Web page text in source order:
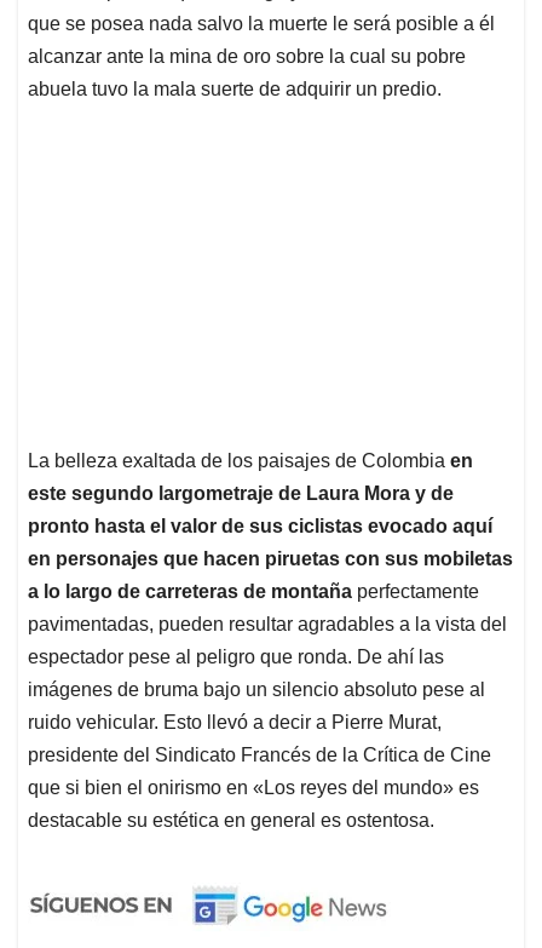
que se posea nada salvo la muerte le será posible a él
alcanzar ante la mina de oro sobre la cual su pobre
abuela tuvo la mala suerte de adquirir un predio.
La belleza exaltada de los paisajes de Colombia en
este segundo largometraje de Laura Mora y de
pronto hasta el valor de sus ciclistas evocado aquí
en personajes que hacen piruetas con sus mobiletas
a lo largo de carreteras de montaña perfectamente
pavimentadas, pueden resultar agradables a la vista del
espectador pese al peligro que ronda. De ahí las
imágenes de bruma bajo un silencio absoluto pese al
ruido vehicular. Esto llevó a decir a Pierre Murat,
presidente del Sindicato Francés de la Crítica de Cine
que si bien el onirismo en «Los reyes del mundo» es
destacable su estética en general es ostentosa.